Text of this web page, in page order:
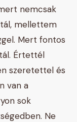
nemcsak
mellettem
Mert fontos
Értettél
szeretettel és
van a
sok
Ne